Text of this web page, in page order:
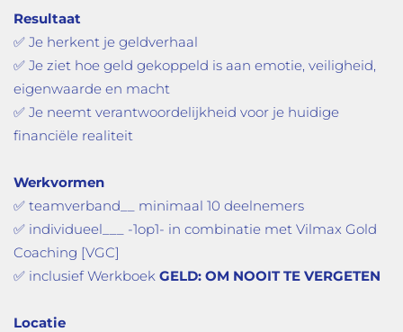
Resultaat
✅ Je herkent je geldverhaal
✅ Je ziet hoe geld gekoppeld is aan emotie, veiligheid,
eigenwaarde en macht
✅ Je neemt verantwoordelijkheid voor je huidige
financiële realiteit
Werkvormen
✅ teamverband__ minimaal 10 deelnemers
✅ individueel___ -1op1- in combinatie met Vilmax Gold
Coaching [VGC]
✅ inclusief Werkboek GELD: OM NOOIT TE VERGETEN
Locatie